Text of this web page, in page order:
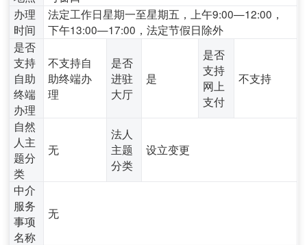
办理
时间
法定工作日星期一至星期五，上午9:00—12:00，
下午13:00—17:00，法定节假日除外
是否
支持
自助
终端
办理
不支持自
助终端办
理
是否
进驻
大厅
是
是否
支持
网上
支付
不支持
自然
人主
题分
类
无
法人
主题
分类
设立变更
中介
服务
事项
名称
无